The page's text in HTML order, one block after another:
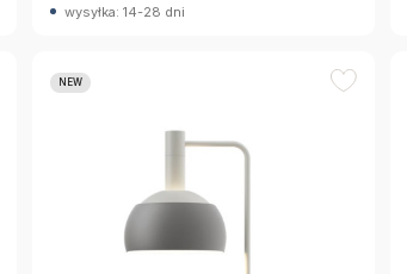
wysyłka: 14-28 dni
NEW